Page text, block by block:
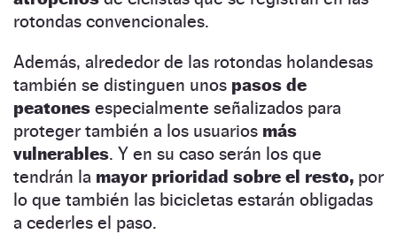
rotondas convencionales.
Además, alrededor de las rotondas holandesas
también se distinguen unos pasos de
peatones especialmente señalizados para
proteger también a los usuarios más
vulnerables. Y en su caso serán los que
tendrán la mayor prioridad sobre el resto, por
lo que también las bicicletas estarán obligadas
a cederles el paso.